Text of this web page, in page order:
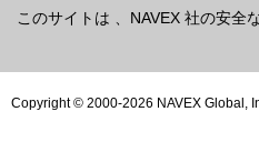
このサイトは 、NAVEX 社の安全
Copyright © 2000-2026 NAVEX Global,